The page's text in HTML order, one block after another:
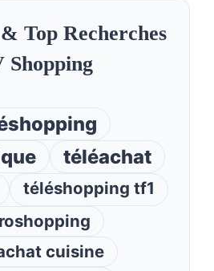
Top Recherches
Shopping
téléachat
téléshopping tf1
cuisine